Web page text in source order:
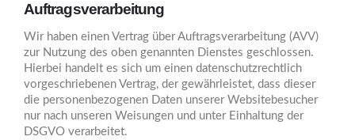
Auftragsverarbeitung
Wir haben einen Vertrag über Auftragsverarbeitung (AVV)
zur Nutzung des oben genannten Dienstes geschlossen.
Hierbei handelt es sich um einen datenschutzrechtlich
vorgeschriebenen Vertrag, der gewährleistet, dass dieser
die personenbezogenen Daten unserer Websitebesucher
nur nach unseren Weisungen und unter Einhaltung der
DSGVO verarbeitet.